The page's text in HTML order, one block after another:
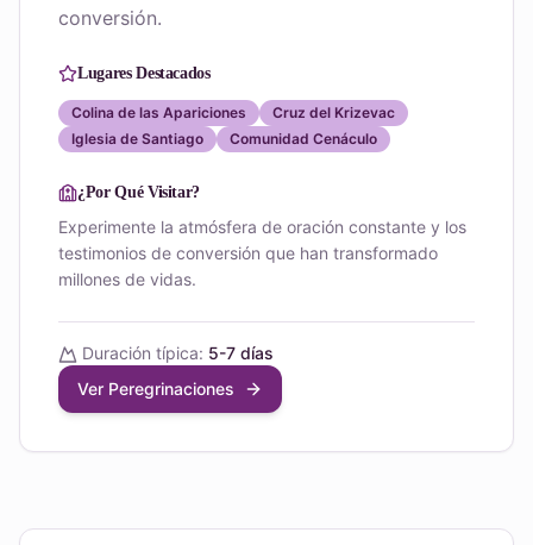
conversión.
Lugares Destacados
Colina de las Apariciones
Cruz del Krizevac
Iglesia de Santiago
Comunidad Cenáculo
¿Por Qué Visitar?
Experimente la atmósfera de oración constante y los
testimonios de conversión que han transformado
millones de vidas.
Duración típica: 5-7 días
Ver Peregrinaciones